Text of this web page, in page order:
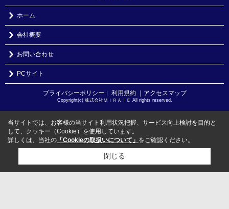
ホーム
会社概要
お問い合わせ
PCサイト
プライバシーポリシー ｜ 利用規約 ｜アクセスマップ
Copyright(c) 株式会社ＭＩＲＡＩＥ All rights reserved.
当サイトでは、お客様の当サイト利用状況把握、サービス向上検討を目的と
して、クッキー（Cookie）を使用しています。
詳しくは、当社の 「Cookieの取扱いについて」 をご確認ください。
閉じる